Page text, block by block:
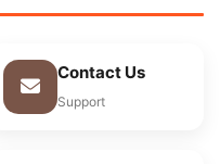
Contact Us
Support